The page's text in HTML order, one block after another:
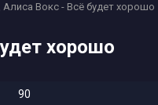
Алиса Вокс - Всё будет хорошо
хорошо
90